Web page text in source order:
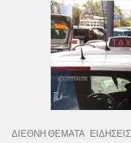
ΔΙΕΘΝΗ ΘΕΜΑΤΑ ΕΙΔΗΣΕΙΣ